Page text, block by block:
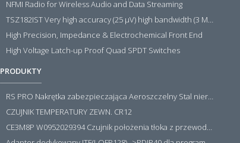
NFMI Radio for Wireless Audio and Data Streaming
TSZ182IST Very high accuracy (25 µV) high bandwidth (3 MHz) zero drift 5 V operational amplifiers
High Precision, Impedance & Electrochemical Front End
High Voltage Latch-up Proof Quad SPDT Switches
PRODUKTY
RS PRO Nakrętka zabezpieczająca Aeroszczelny Stal nierdzewna 316 Zwykłe
CZUJNIK TEMPERATURY ZEWN. CR12
CE3M8P W0952029394 Czujnik położenia tłoka z przewodem i złączem M8, PNP NO, 10...30VDC, 100mA, METALWORK, METAL WORK jak MZT1-0